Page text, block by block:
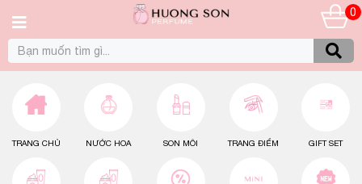
0
TRANG CHỦ NƯỚC HOA SON MÔI TRANG ĐIỂM GIFT SET